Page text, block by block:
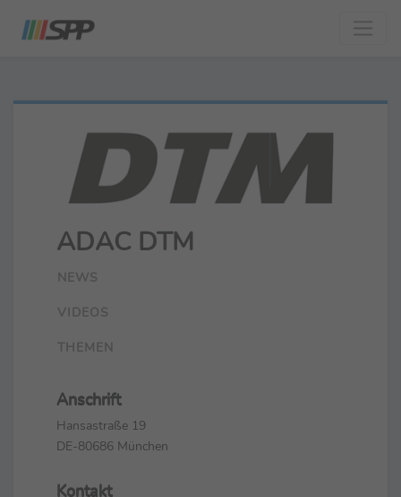
ADAC DTM
NEWS
VIDEOS
THEMEN
Anschrift
Hansastraße 19
DE-80686 München
Kontakt